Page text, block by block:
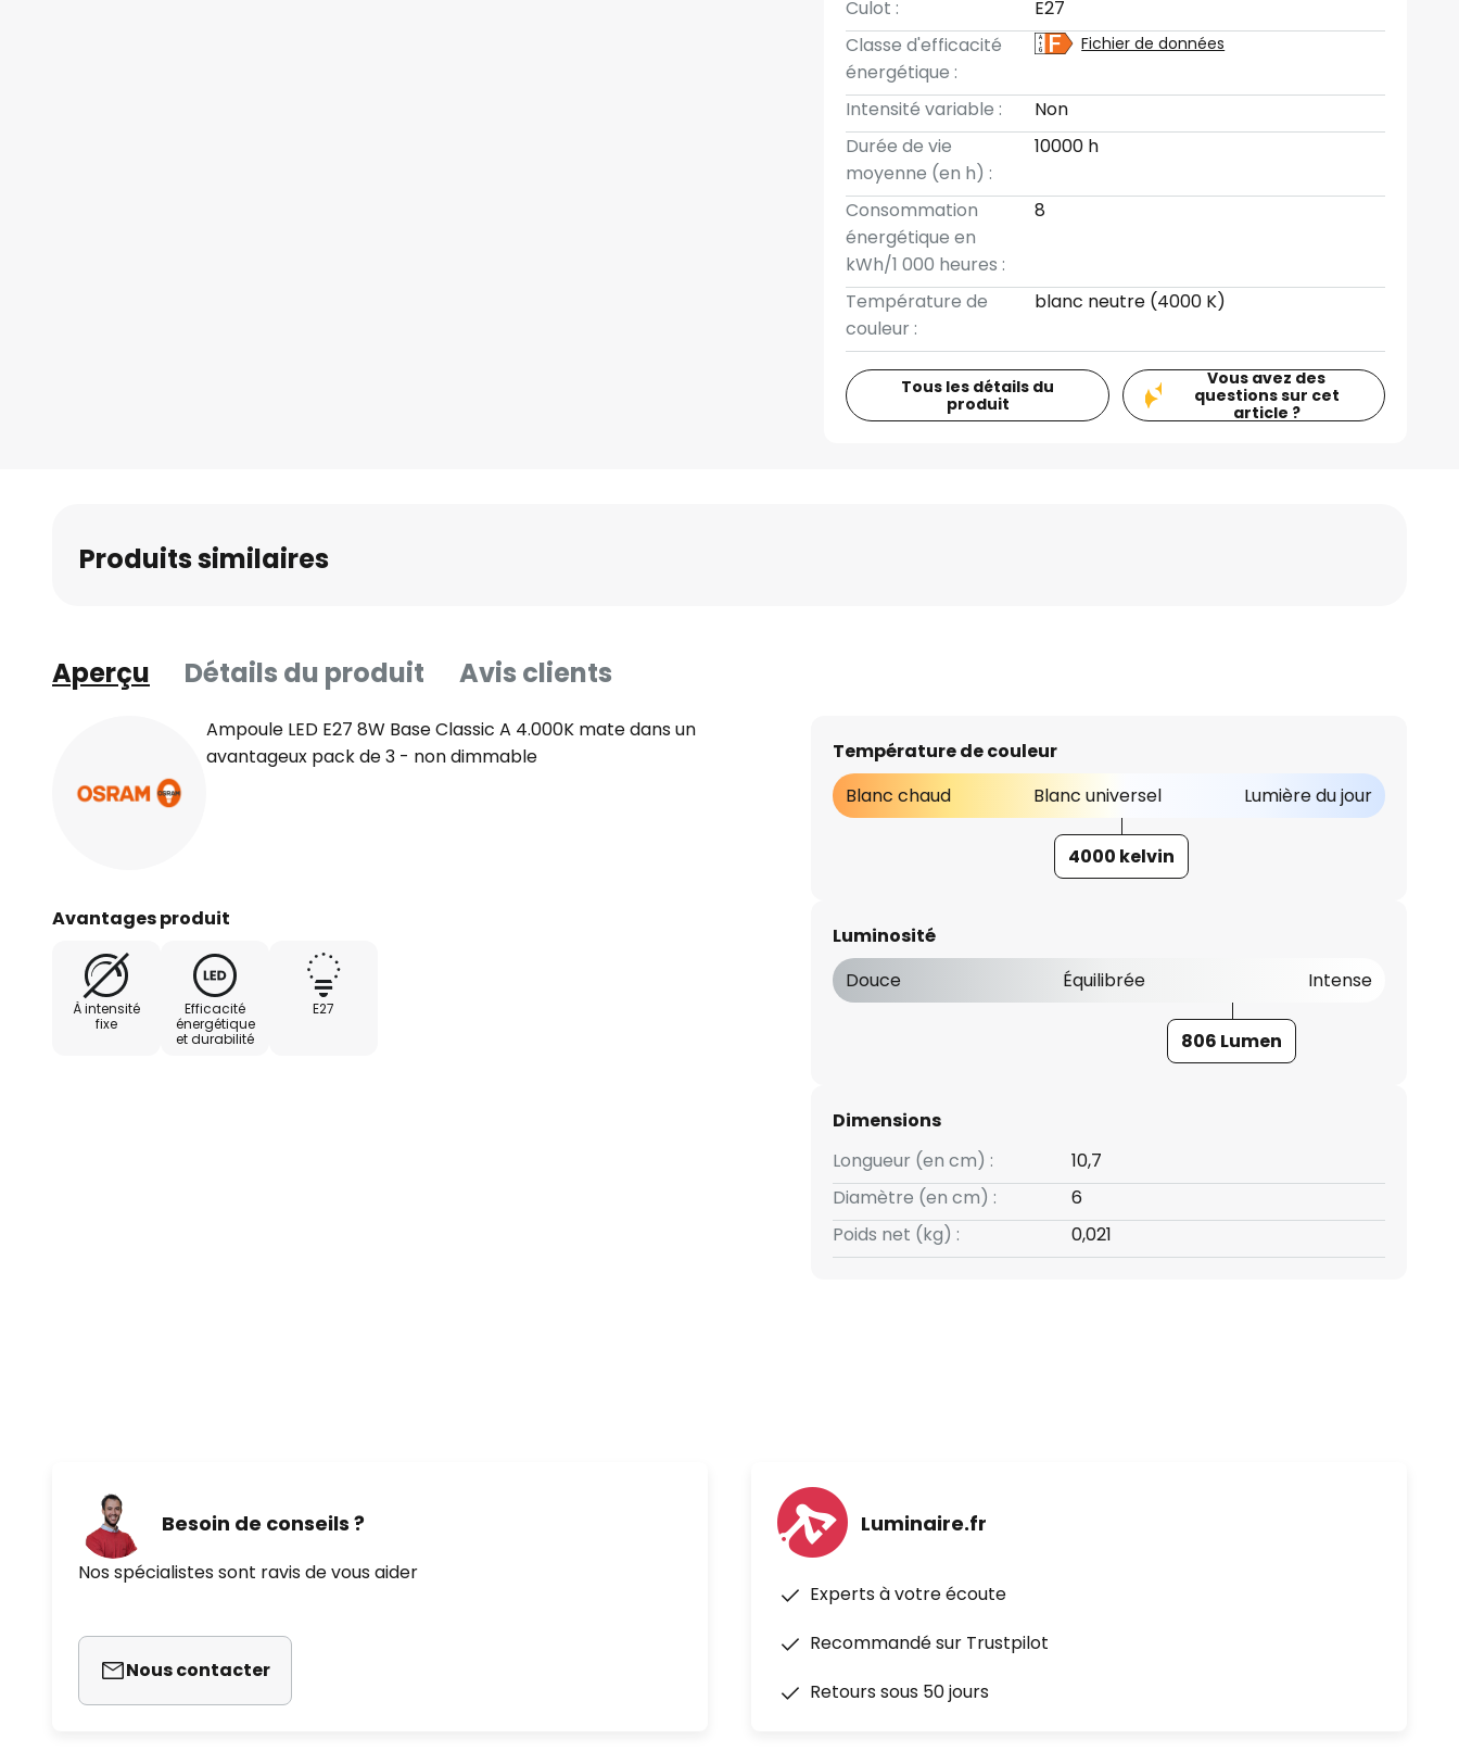
Culot :
E27
Classe d'efficacité
énergétique :
Fichier de données
Intensité variable :
Non
Durée de vie
moyenne (en h) :
10000 h
Consommation
énergétique en
kWh/1 000 heures :
8
Température de
couleur :
blanc neutre (4000 K)
Tous les détails du
produit
Vous avez des
questions sur cet
article ?
Produits similaires
Aperçu Détails du produit Avis clients
Ampoule LED E27 8W Base Classic A 4.000K mate dans un
avantageux pack de 3 - non dimmable
Avantages produit
À intensité
fixe
Efficacité
énergétique
et durabilité
E27
Température de couleur
Blanc chaud
Blanc universel Lumière du jour
4000 kelvin
Luminosité
Douce
Équilibrée Intense
806 Lumen
Dimensions
Longueur (en cm) :
10,7
Diamètre (en cm) :
6
Poids net (kg) :
0,021
Besoin de conseils ?
Nos spécialistes sont ravis de vous aider
Nous contacter
Luminaire.fr
Experts à votre écoute
Recommandé sur Trustpilot
Retours sous 50 jours